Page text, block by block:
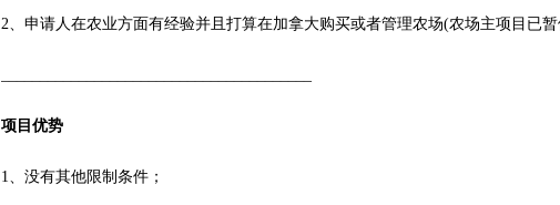
2、申请人在农业方面有经验并且打算在加拿大购买或者管理农场(农场主项目已暂
项目优势
1、没有其他限制条件；